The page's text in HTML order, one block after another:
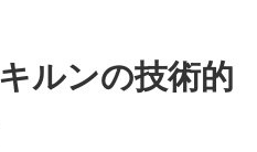
ルンの技術的